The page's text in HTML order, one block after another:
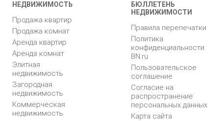
НЕДВИЖИМОСТЬ
Продажа квартир
Продажа комнат
Аренда квартир
Аренда комнат
Элитная
недвижимость
Загородная
недвижимость
Коммерческая
недвижимость
БЮЛЛЕТЕНЬ
НЕДВИЖИМОСТИ
Правила перепечатки
Политика
конфиденциальности
BN.ru
Пользовательское
соглашение
Согласие на
распространение
персональных данных
Карта сайта